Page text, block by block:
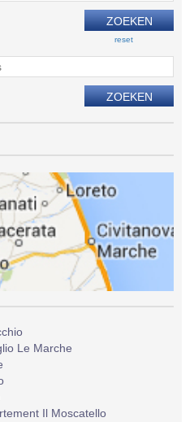
reset
Le Marche
Il Moscatello